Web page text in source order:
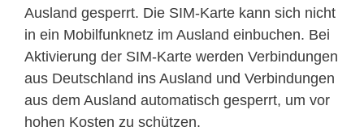
Ausland gesperrt. Die SIM-Karte kann sich nicht
in ein Mobilfunknetz im Ausland einbuchen. Bei
Aktivierung der SIM-Karte werden Verbindungen
aus Deutschland ins Ausland und Verbindungen
aus dem Ausland automatisch gesperrt, um vor
hohen Kosten zu schützen.